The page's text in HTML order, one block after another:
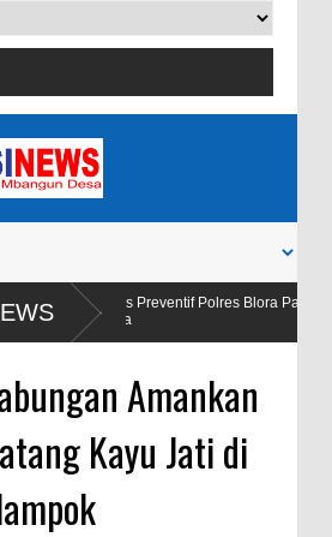
Preventif Polres Blora Patroli Keamanan
Amankan
Kayu Jati di